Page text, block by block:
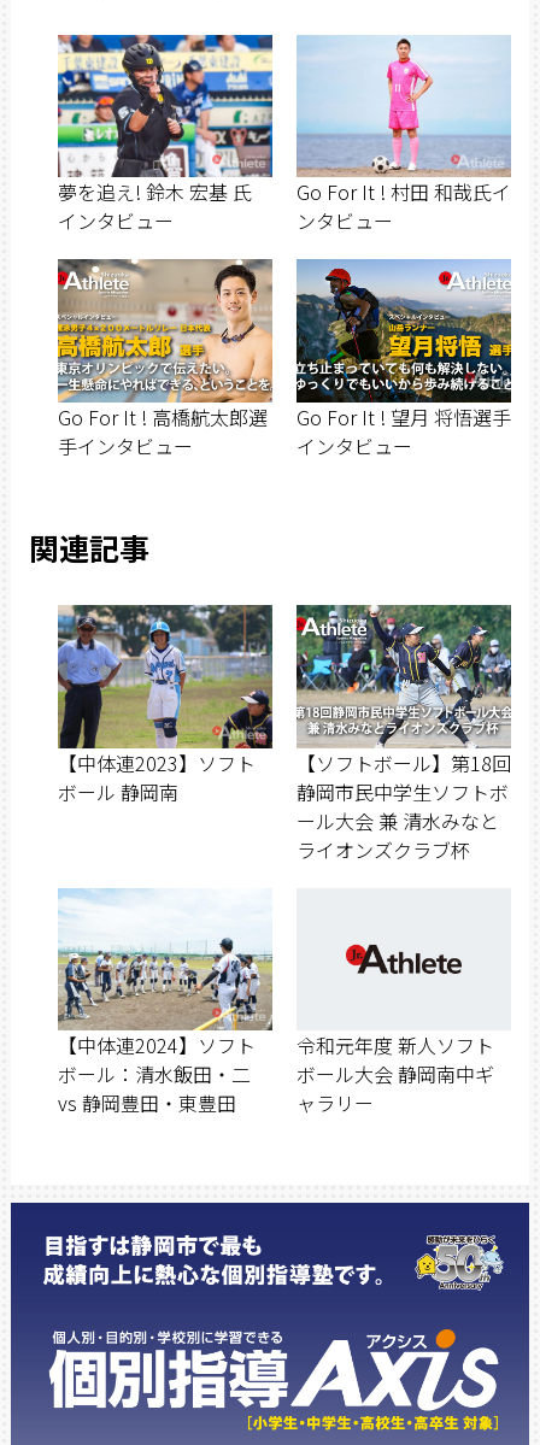
夢を追え! 鈴木 宏基 氏
インタビュー
Go For It ! 村田 和哉氏イ
ンタビュー
Go For It ! 高橋航太郎選
手インタビュー
Go For It ! 望月 将悟選手
インタビュー
関連記事
【中体連2023】ソフト
ボール 静岡南
【ソフトボール】第18回
静岡市民中学生ソフトボ
ール大会 兼 清水みなと
ライオンズクラブ杯
【中体連2024】ソフト
ボール：清水飯田・二
vs 静岡豊田・東豊田
令和元年度 新人ソフト
ボール大会 静岡南中ギ
ャラリー